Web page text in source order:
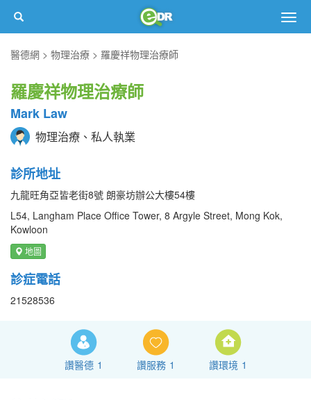
醫德網
物理治療 羅慶祥物理治療師
羅慶祥物理治療師
Mark Law
物理治療、私人執業
診所地址
九龍旺角亞皆老街8號 朗豪坊辦公大樓54樓
L54, Langham Place Office Tower, 8 Argyle Street, Mong Kok,
Kowloon
地圖
診症電話
21528536
讚醫德 1 讚服務 1 讚環境 1